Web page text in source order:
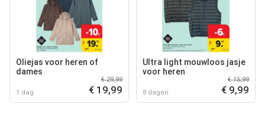
Oliejas voor heren of
dames
1 dag
€ 29,99
€ 19,99
Ultra light mouwloos jasje
voor heren
8 dagen
€ 15,99
€ 9,99